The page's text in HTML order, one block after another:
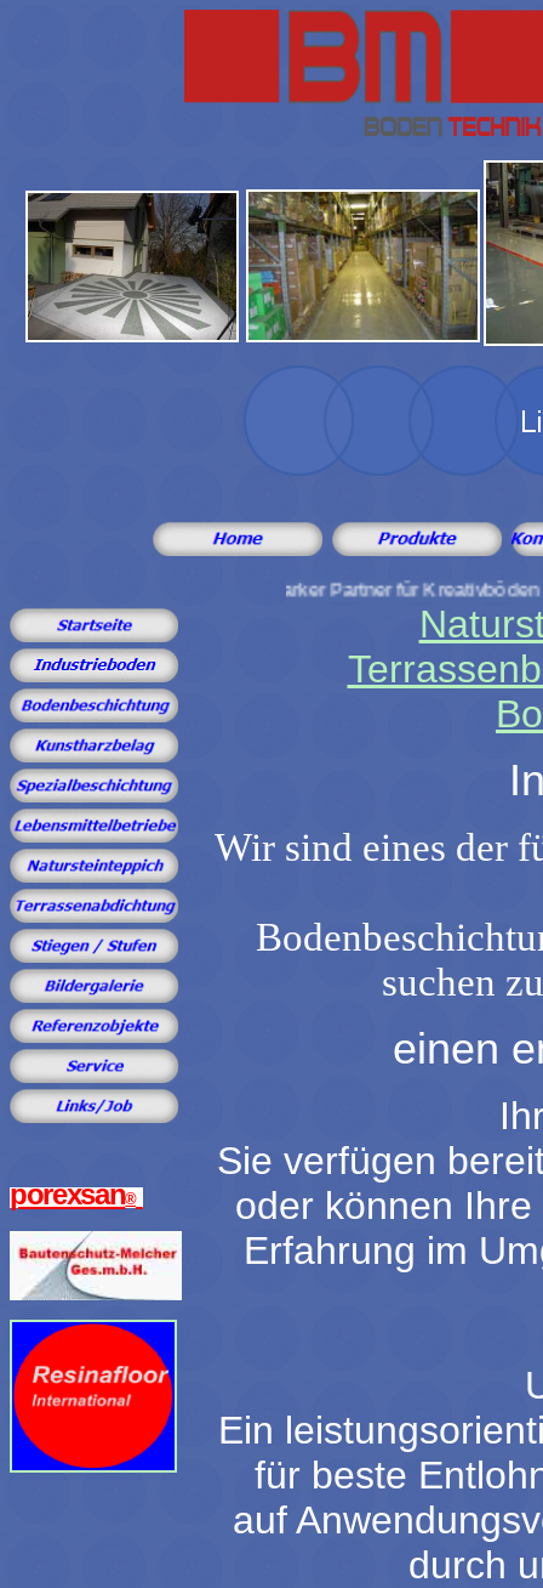
Ihr starker Partner für Kreativböden
porexsan®
Wir sind eines der
suchen
einen
Sie verfügen
oder können
Erfahrung im
Ein
für beste
auf
durch